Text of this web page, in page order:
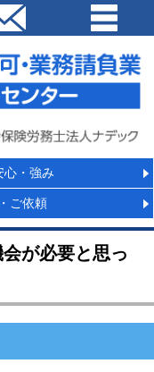
心・強み
ご依頼
が必要と思っ